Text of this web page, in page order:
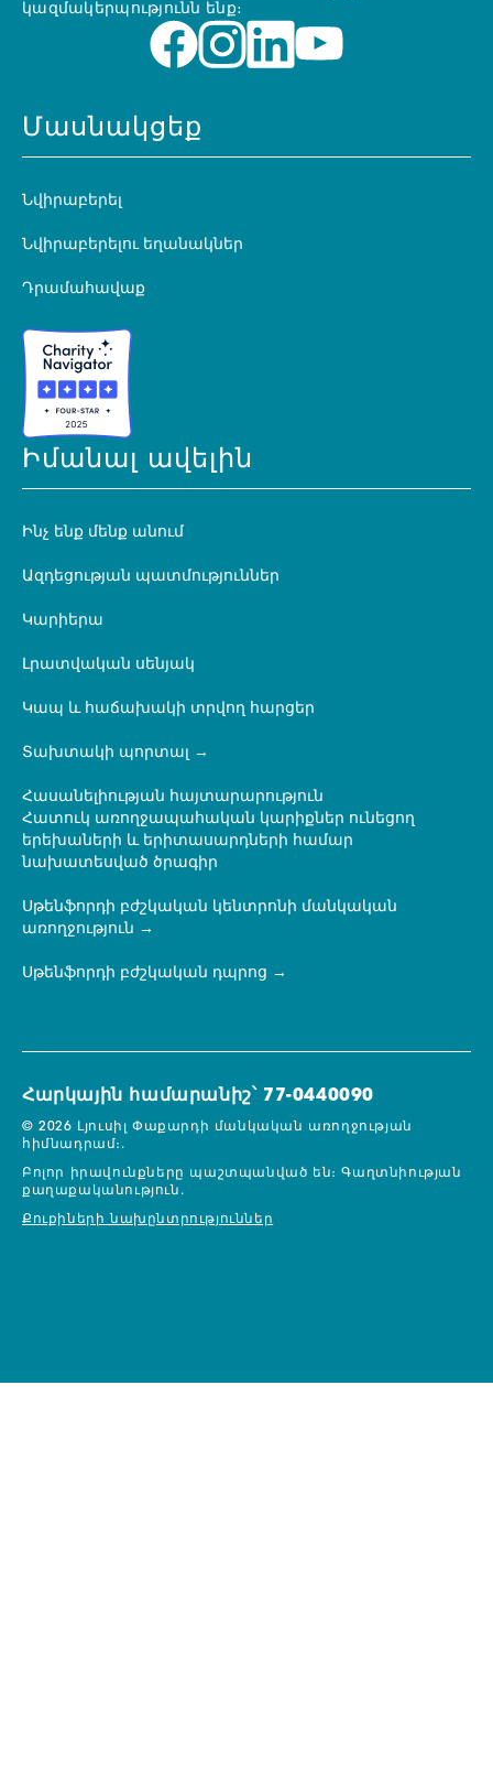
կազմակերպությունն ենք։
Մասնակցեք
Նվիրաբերել
Նվիրաբերելու եղանակներ
Դրամահավաք
Իմանալ ավելին
Ինչ ենք մենք անում
Ազդեցության պատմություններ
Կարիերա
Լրատվական սենյակ
Կապ և հաճախակի տրվող հարցեր
Տախտակի պորտալ
Հասանելիության հայտարարություն
Հատուկ առողջապահական կարիքներ ունեցող
երեխաների և երիտասարդների համար
նախատեսված ծրագիր
Սթենֆորդի բժշկական կենտրոնի մանկական
առողջություն
Սթենֆորդի բժշկական դպրոց
Հարկային համարանիշ՝ 77-0440090
© 2026 Լյուսիլ Փաքարդի մանկական առողջության
հիմնադրամ։.
Բոլոր իրավունքները պաշտպանված են։Գաղտնիության
քաղաքականություն.
Քուքիների նախընտրություններ